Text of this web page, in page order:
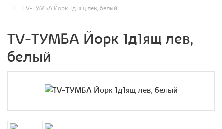
TV-ТУМБА Йорк 1д1ящ лев, белый
TV-ТУМБА Йорк 1д1ящ лев,
белый